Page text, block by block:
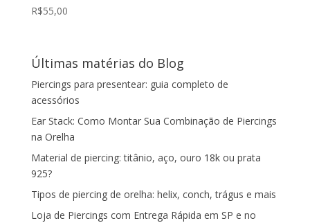
R$55,00
Últimas matérias do Blog
Piercings para presentear: guia completo de
acessórios
Ear Stack: Como Montar Sua Combinação de Piercings
na Orelha
Material de piercing: titânio, aço, ouro 18k ou prata
925?
Tipos de piercing de orelha: helix, conch, trágus e mais
Loja de Piercings com Entrega Rápida em SP e no